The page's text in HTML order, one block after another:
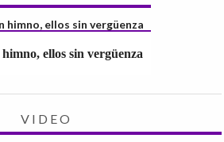
ellos sin vergüenza
VIDEO